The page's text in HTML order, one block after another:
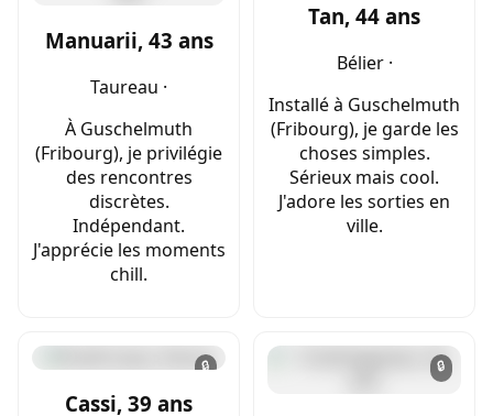
Manuarii, 43 ans
Taureau ·
À Guschelmuth
(Fribourg), je privilégie
des rencontres
discrètes.
Indépendant.
J'apprécie les moments
chill.
Tan, 44 ans
Bélier ·
Installé à Guschelmuth
(Fribourg), je garde les
choses simples.
Sérieux mais cool.
J'adore les sorties en
ville.
🔒
Cassi, 39 ans
🔒